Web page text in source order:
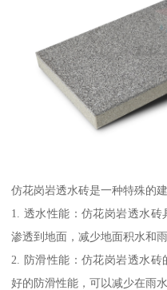
仿花岗岩透水砖是一种特殊的
1. 透水性能：仿花岗岩透水
渗透到地面，减少地面积水和
2. 防滑性能：仿花岗岩透水
好的防滑性能，可以减少在雨